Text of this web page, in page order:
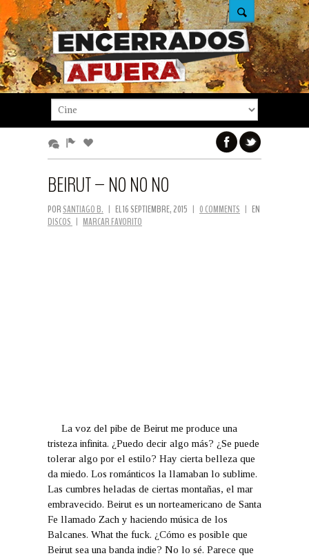
BEIRUT – NO NO NO
PORSANTIAGO B. | EL 16 SEPTIEMBRE, 2015 | 0 COMMENTS | EN
DISCOS | MARCAR FAVORITO
La voz del pibe de Beirut me produce una
tristeza infinita. ¿Puedo decir algo más? ¿Se puede
tolerar algo por el estilo? Hay cierta belleza que
da miedo. Los románticos la llamaban lo sublime.
Las cumbres heladas de ciertas montañas, el mar
embravecido. Beirut es un norteamericano de Santa
Fe llamado Zach y haciendo música de los
Balcanes. What the fuck. ¿Cómo es posible que
Beirut sea una banda indie? No lo sé. Parece que